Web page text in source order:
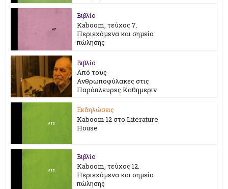
Βιβλίο
Kaboom, τεύχος 7.
Περιεχόμενα και σημεία
πώλησης
Βιβλίο
Από τους
Ανθρωποφύλακες στις
Παράπλευρες Καθημεριν
Εκδηλώσεις
Kaboom 12 στο Literature
House
Βιβλίο
Kaboom, τεύχος 12.
Περιεχόμενα και σημεία
πώλησης